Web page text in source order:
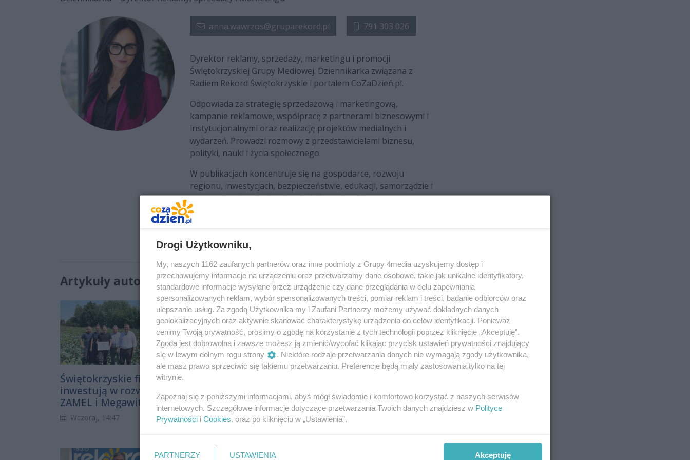
anna.wawrzos@gruparekord.pl 791 303 026
Dyrektor reklamy, sprzedaży, marketingu i promocji
Świętokrzyskiej Grupy Mediowej. Dziennikarka związana z
Radiem Rekord Świętokrzyskie i portalem CoZaDzień.pl.
Odpowiada za strategię sprzedażową i marketingową,
kampanie reklamowe, współpracę z partnerami biznesowymi i
instytucjonalnymi oraz realizację projektów medialnych i
wydarzeń. Prowadzi rozmowy z przedstawicielami biznesu,
polityki, nauki i życia społecznego.
W publikacjach koncentruje się na gospodarce, rozwoju
regionu, inwestycjach, bezpieczeństwie, edukacji, samorządzie i
sprawach ważnych dla mieszkańców województwa
świętokrzyskiego.
anna.wawrzos@gruparekord.pl
Artykuły autora (56):
Świętokrzyskie firmy
inwestują w rozwój.
ZAMEL i Megawita z
decyzjami o wsparciu
SSE „Starachowice”
Wczoraj, 14:47
zatrzymać turystów na
dłużej. Joanna Suska o
porcelanie, zamku i
inwestycjach
05.08.2026 12:00
jeden dzień. W Połańcu
po raz 31. pokazali, jak
pomagać z mocą
04.08.2026 11:51
Drogi Użytkowniku,
My, naszych 1162 zaufanych partnerów oraz inne podmioty z Grupy 4media uzyskujemy dostęp i
przechowujemy informacje na urządzeniu oraz przetwarzamy dane osobowe, takie jak unikalne identyfikatory,
standardowe informacje wysyłane przez urządzenie czy dane przeglądania w celu zapewniania
spersonalizowanych reklam, wybór spersonalizowanych treści, pomiar reklam i treści, badanie odbiorców oraz
ulepszanie usług. Za zgodą Użytkownika my i Zaufani Partnerzy możemy używać dokładnych danych
geolokalizacyjnych oraz aktywnie skanować charakterystykę urządzenia do celów identyfikacji. Ponieważ
cenimy Twoją prywatność, prosimy o zgodę na korzystanie z tych technologii poprzez kliknięcie „Akceptuję”.
Zgoda jest dobrowolna i zawsze możesz ją zmienić/wycofać klikając przycisk ustawień prywatności znajdujący
się w lewym dolnym rogu strony
. Niektóre rodzaje przetwarzania danych nie wymagają zgody użytkownika,
ale masz prawo sprzeciwić się takiemu przetwarzaniu. Preferencje będą miały zastosowania tylko na tej
witrynie.
Zapoznaj się z poniższymi informacjami, abyś mógł świadomie i komfortowo korzystać z naszych serwisów
internetowych. Szczegółowe informacje dotyczące przetwarzania Twoich danych znajdziesz w Polityce
Prywatności i Cookies . oraz po kliknięciu w „Ustawienia”.
PARTNERZY USTAWIENIA Akceptuję